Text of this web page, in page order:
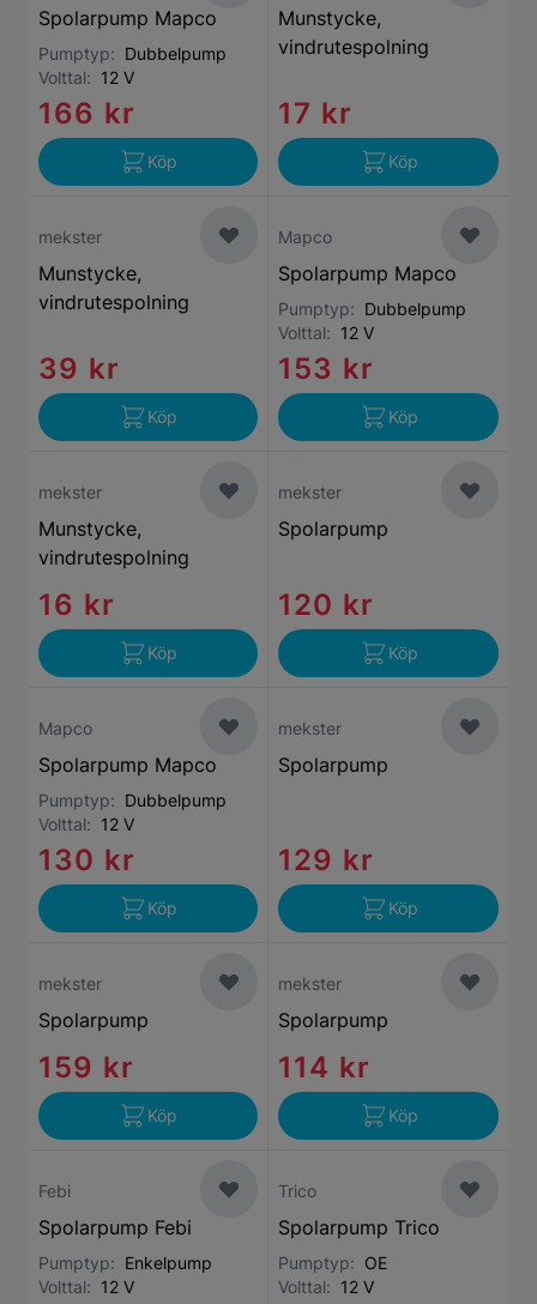
Spolarpump Mapco
Pumptyp: Dubbelpump
Volttal: 12 V
166 kr
Köp
Munstycke,
vindrutespolning
17 kr
Köp
mekster
Munstycke,
vindrutespolning
39 kr
Köp
Mapco
Spolarpump Mapco
Pumptyp: Dubbelpump
Volttal: 12 V
153 kr
Köp
mekster
Munstycke,
vindrutespolning
16 kr
Köp
mekster
Spolarpump
120 kr
Köp
Mapco
Spolarpump Mapco
Pumptyp: Dubbelpump
Volttal: 12 V
130 kr
Köp
mekster
Spolarpump
129 kr
Köp
mekster
Spolarpump
159 kr
Köp
mekster
Spolarpump
114 kr
Köp
Febi
Spolarpump Febi
Pumptyp: Enkelpump
Volttal: 12 V
Trico
Spolarpump Trico
Pumptyp: OE
Volttal: 12 V